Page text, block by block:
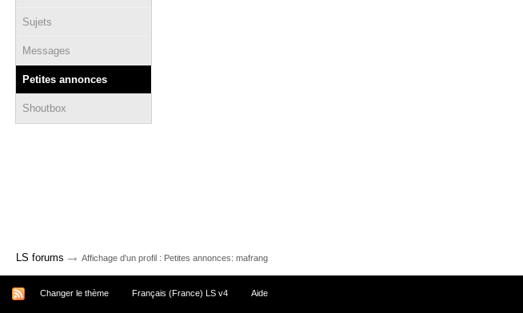
Sujets
Messages
Petites annonces
Shoutbox
LS forums → Affichage d'un profil : Petites annonces: mafrang
Changer le thème Français (France) LS v4 Aide